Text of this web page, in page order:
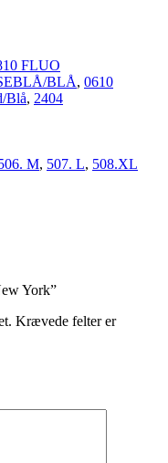
FLUO
BLÅ, 0610
Blå, 2404
M, 507. L, 508.XL
York”
Krævede felter er